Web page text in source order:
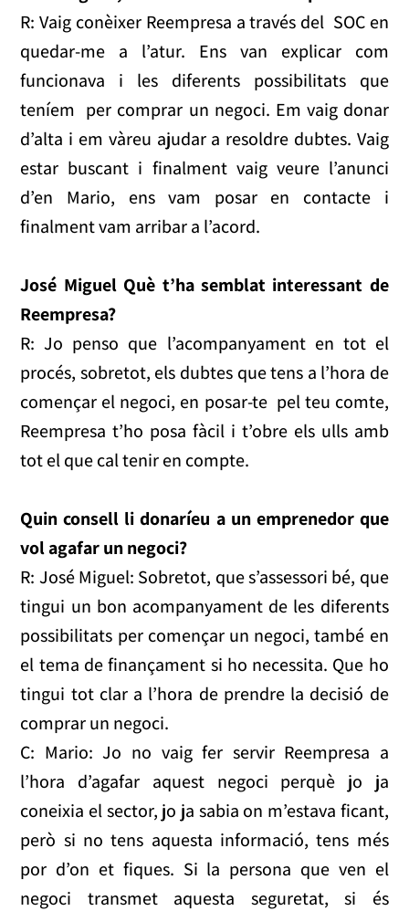
R: Vaig conèixer Reempresa a través del SOC en
quedar-me a l’atur. Ens van explicar com
funcionava i les diferents possibilitats que
teníem per comprar un negoci. Em vaig donar
d’alta i em vàreu ajudar a resoldre dubtes. Vaig
estar buscant i finalment vaig veure l’anunci
d’en Mario, ens vam posar en contacte i
finalment vam arribar a l’acord.
José Miguel Què t’ha semblat interessant de
Reempresa?
R: Jo penso que l’acompanyament en tot el
procés, sobretot, els dubtes que tens a l’hora de
començar el negoci, en posar-te pel teu comte,
Reempresa t’ho posa fàcil i t’obre els ulls amb
tot el que cal tenir en compte.
Quin consell li donaríeu a un emprenedor que
vol agafar un negoci?
R: José Miguel: Sobretot, que s’assessori bé, que
tingui un bon acompanyament de les diferents
possibilitats per començar un negoci, també en
el tema de finançament si ho necessita. Que ho
tingui tot clar a l’hora de prendre la decisió de
comprar un negoci.
C: Mario: Jo no vaig fer servir Reempresa a
l’hora d’agafar aquest negoci perquè jo ja
coneixia el sector, jo ja sabia on m’estava ficant,
però si no tens aquesta informació, tens més
por d’on et fiques. Si la persona que ven el
negoci transmet aquesta seguretat, si és